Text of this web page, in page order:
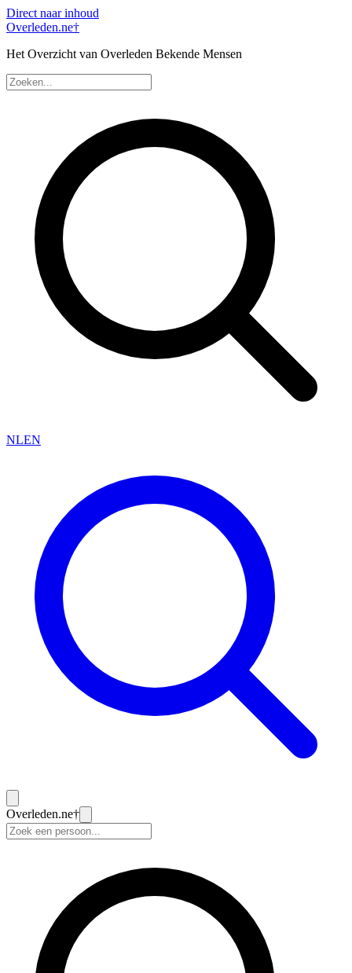
Direct naar inhoud
Overleden.ne†
Het Overzicht van Overleden Bekende Mensen
NLEN
Overleden.ne†